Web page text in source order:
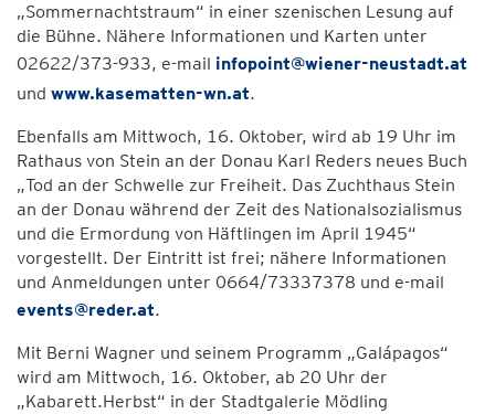
„Sommernachtstraum“ in einer szenischen Lesung auf
die Bühne. Nähere Informationen und Karten unter
02622/373-933, e-mail infopoint@wiener-neustadt.at
und www.kasematten-wn.at.
Ebenfalls am Mittwoch, 16. Oktober, wird ab 19 Uhr im
Rathaus von Stein an der Donau Karl Reders neues Buch
„Tod an der Schwelle zur Freiheit. Das Zuchthaus Stein
an der Donau während der Zeit des Nationalsozialismus
und die Ermordung von Häftlingen im April 1945“
vorgestellt. Der Eintritt ist frei; nähere Informationen
und Anmeldungen unter 0664/73337378 und e-mail
events@reder.at.
Mit Berni Wagner und seinem Programm „Galápagos“
wird am Mittwoch, 16. Oktober, ab 20 Uhr der
„Kabarett.Herbst“ in der Stadtgalerie Mödling